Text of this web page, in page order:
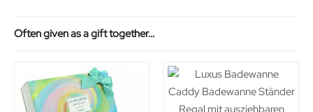
Often given as a gift together…